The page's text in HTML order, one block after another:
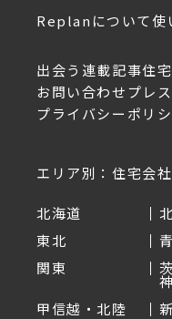
Replanについて使
出会う 連載記事住
お問い合わせ プレ
プライバシーポリ
エリア別：住宅会
北海道
東北
関東
甲信越・北陸